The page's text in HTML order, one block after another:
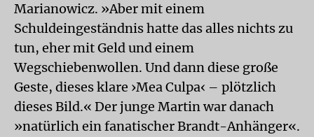
Marianowicz. »Aber mit einem
Schuldeingeständnis hatte das alles nichts zu
tun, eher mit Geld und einem
Wegschiebenwollen. Und dann diese große
Geste, dieses klare ›Mea Culpa‹ – plötzlich
dieses Bild.« Der junge Martin war danach
»natürlich ein fanatischer Brandt-Anhänger«.